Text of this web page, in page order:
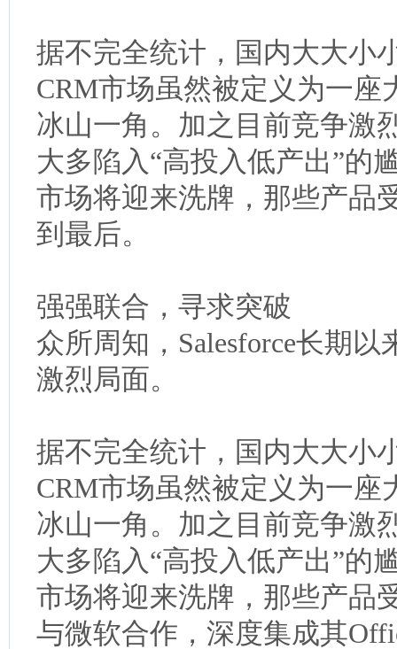
据不完全统计，国内大大小
CRM市场虽然被定义为一
冰山一角。加之目前竞争激
大多陷入“高投入低产出”的
市场将迎来洗牌，那些产品
到最后。
强强联合，寻求突破
众所周知，Salesforce长期
激烈局面。
据不完全统计，国内大大小
CRM市场虽然被定义为一
冰山一角。加之目前竞争激
大多陷入“高投入低产出”的
市场将迎来洗牌，那些产品
与微软合作，深度集成其